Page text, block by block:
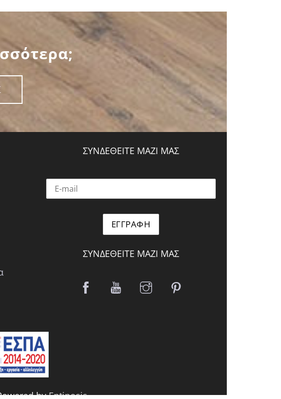
ΣΥΝΔΕΘΕΙΤΕ ΜΑΖΙ ΜΑΣ
ΣΥΝΔΕΘΕΙΤΕ ΜΑΖΙ ΜΑΣ
byEntiposis